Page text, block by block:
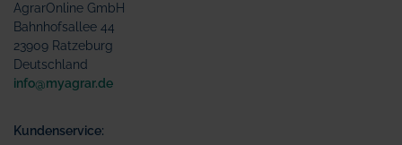
AgrarOnline GmbH
Bahnhofsallee 44
23909 Ratzeburg
Deutschland
info@myagrar.de
Kundenservice: